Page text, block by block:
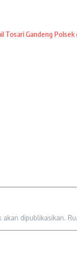
Tosari Gandeng
dipublikasikan.